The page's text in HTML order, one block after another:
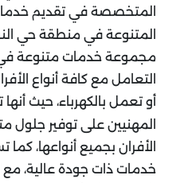
المتخصصة في تقديم
المتنوعة في منطقة حي
مجموعة خدمات متنوعة
التعامل مع كافة أنواع
أو تعمل بالكهرباء، حيث
المهنيين على توفير جلول
الأفران بجميع أنواعها،
خدمات ذات جودة عالية، مع